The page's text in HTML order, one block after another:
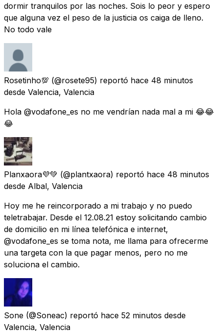
dormir tranquilos por las noches. Sois lo peor y espero
que alguna vez el peso de la justicia os caiga de lleno.
No todo vale
Rosetinho💯 (@rosete95) reportó hace 48 minutos
desde Valencia, Valencia
Hola @vodafone_es no me vendrían nada mal a mi 😂😂
😂
Planxaora💜💚 (@plantxaora) reportó hace 48 minutos
desde Albal, Valencia
Hoy me he reincorporado a mi trabajo y no puedo
teletrabajar. Desde el 12.08.21 estoy solicitando cambio
de domicilio en mi línea telefónica e internet,
@vodafone_es se toma nota, me llama para ofrecerme
una targeta con la que pagar menos, pero no me
soluciona el cambio.
Sone (@Soneac) reportó hace 52 minutos desde
Valencia, Valencia